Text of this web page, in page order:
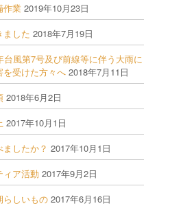
作業 2019年10月23日
ました 2018年7月19日
台風第7号及び前線等に伴う大雨に
を受けた方々へ 2018年7月11日
2018年6月2日
2017年10月1日
ましたか？ 2017年10月1日
ィア活動 2017年9月2日
らしいもの 2017年6月16日